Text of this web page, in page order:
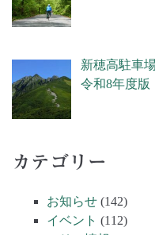
新穂高駐車
令和8年度版
カテゴリー
お知らせ (142)
イベント (112)